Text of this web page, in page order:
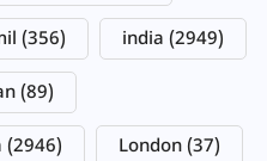
(356) india (2949)
(89)
(2946) London (37)